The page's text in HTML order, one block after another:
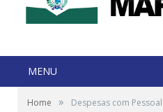
MENU
Home » Despesas com